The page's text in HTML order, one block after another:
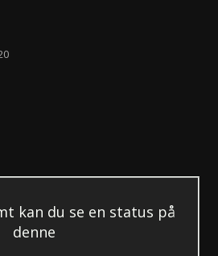
kan du se en status på
denne